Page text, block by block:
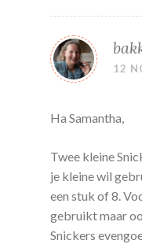
12
Ha Samantha,
Twee kleine
je kleine wil
een stuk of 8.
gebruikt maar
Snickers